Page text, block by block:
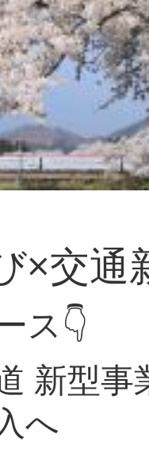
×交通
ス👇
新型
へ